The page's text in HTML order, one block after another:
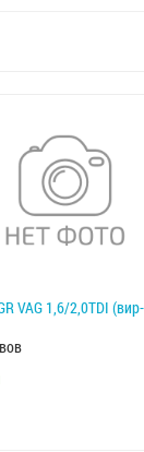
VAG 1,6/2,0TDI